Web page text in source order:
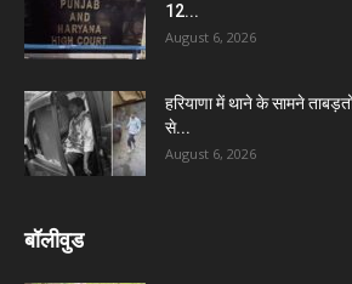
12...
August 6, 2026
हरियाणा में थाने के सामने
से...
August 6, 2026
बॉलीवुड